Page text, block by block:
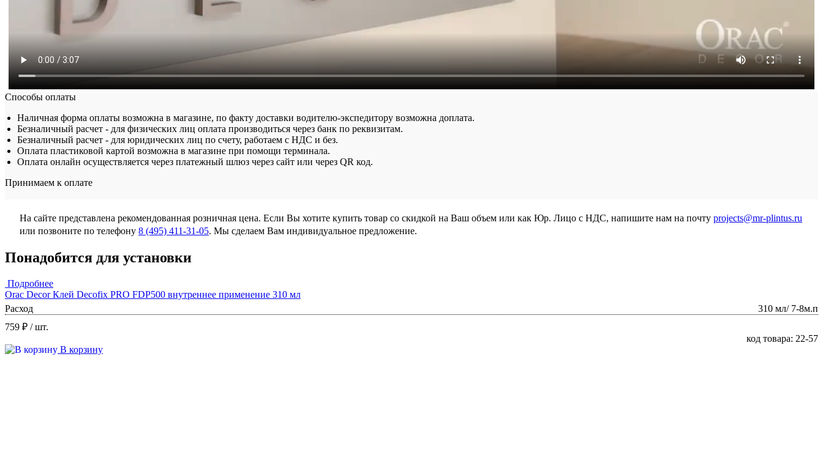
Способы оплаты
Наличная форма оплаты возможна в магазине, по факту доставки водителю-экспедитору возможна доплата.
Безналичный расчет - для физических лиц оплата производиться через банк по реквизитам.
Безналичный расчет - для юридических лиц по счету, работаем с НДС и без.
Оплата пластиковой картой возможна в магазине при помощи терминала.
Оплата онлайн осуществляется через платежный шлюз через сайт или через QR код.
Принимаем к оплате
На сайте представлена рекомендованная розничная цена. Если Вы хотите купить товар со скидкой на Ваш объем или как Юр. Лицо с НДС, напишите нам на почту projects@mr-plintus.ru
или позвоните по телефону 8 (495) 411-31-05. Мы сделаем Вам индивидуальное предложение.
Понадобится для установки
Подробнее
Orac Decor Клей Decofix PRO FDP500 внутреннее применение 310 мл
Расход
310 мл/ 7-8м.п
759 ₽ / шт.
код товара: 22-57
В корзину